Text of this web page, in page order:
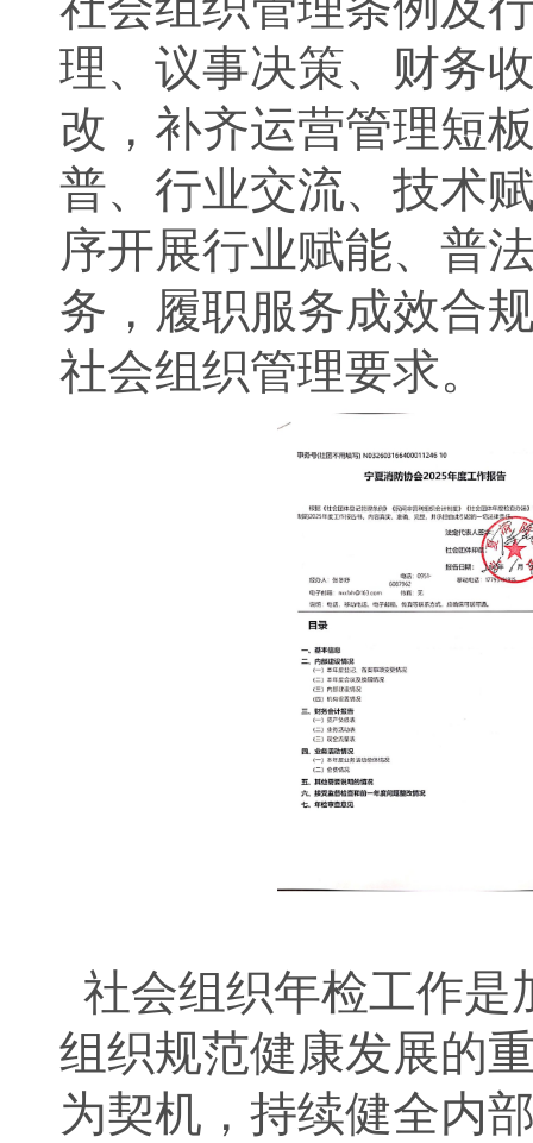
理、议事决策、财务
改，补齐运营管理短
普、行业交流、技术
序开展行业赋能、普
务，履职服务成效合
社会组织管理要求。
社会组织年检工作是
组织规范健康发展的
为契机，持续健全内